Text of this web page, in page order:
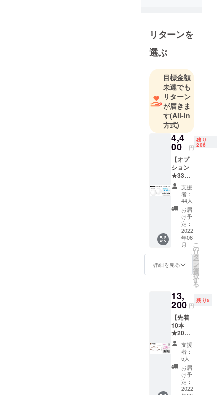
市。鯖江の
洗練された
技術や職人
工程や手仕
事によって
ペーパーグ
ラスは完成
します。
メガネは目
の状態に合
わせてレン
ズを交換し
たり、毎日
使うものだ
からこそ壊
れて修理が
必要になり
ます。
ですからメ
て終わりで
お客様に寄
り添い、メ
ガネライフ
をサポート
するブラン
ドとして、
ご購入いた
だいてから
永いお付き
リターンを
選ぶ
目標金額
未達でも
リターン
が届きま
す(All-in
方式)
4,4
00 円
残り
206
【オプ
ション
★33％
OFF】
ブルー
ライト
カット
レンズ
（HOYA
製） 当
社通常
価格＋
6,600円
→ 割引
価格＋
¥4,400(
ブルー
ライト
カット
レンズ
だけの
ご注文
はでき
ません
★ ブ
ルーラ
イト
カット
レンズ
支援
者：
44人
お届
け予
定：
2022
年06
月
詳細を見る
こ
の
リ
タ
ー
ン
を
選
択
す
る
13,
200 円
残り5
【先着
10本
★20％
OFF】
ペー
パーグ
ラス・
ライト
スクエ
ア（ブ
支援
者：
5人
お届
け予
定：
2022